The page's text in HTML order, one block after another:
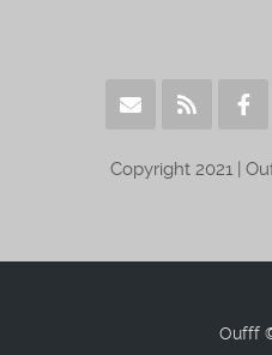
Copyright 2021 |
Oufff